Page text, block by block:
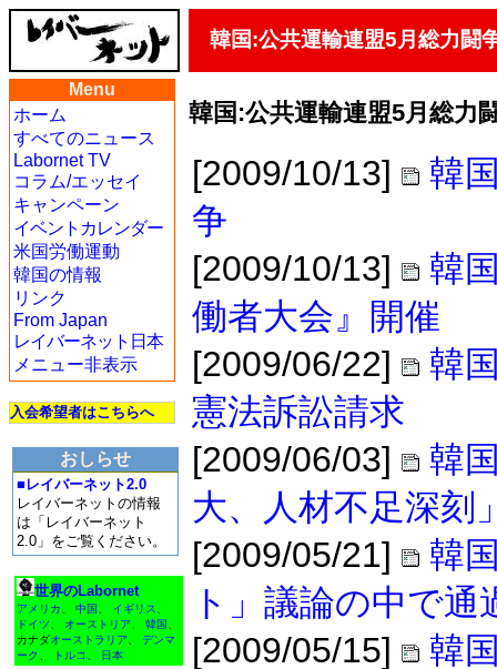
韓国:公共運輸連盟5月総力闘
Menu
ホーム
すべてのニュース
Labornet TV
コラム/エッセイ
キャンペーン
イベントカレンダー
米国労働運動
韓国の情報
リンク
From Japan
レイバーネット日本
メニュー非表示
入会希望者はこちらへ
おしらせ
■レイバーネット2.0
レイバーネットの情報
は「レイバーネット
2.0」をご覧ください。
世界のLabornet
アメリカ 中国 イギリス
ドイツ
オーストリア 韓国
カナダオーストラリア
デンマ
ーク
トルコ 日本
韓国:公共運輸連盟5月総力
[2009/10/13]
韓
争
[2009/10/13]
韓
働者大会』開催
[2009/06/22]
韓
憲法訴訟請求
[2009/06/03]
韓
大、人材不足深刻
[2009/05/21]
韓
ト」議論の中で通
[2009/05/15]
韓